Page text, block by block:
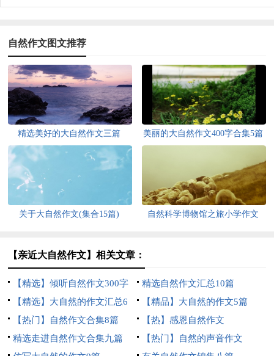
自然作文图文推荐
精选美好的大自然作文三篇 美丽的大自然作文400字合集5篇
关于大自然作文(集合15篇) 自然科学博物馆之旅小学作文
【亲近大自然作文】相关文章：
【精选】倾听自然作文300字
三篇
精选自然作文汇总10篇
【精选】大自然的作文汇总6
篇
【精品】大自然的作文5篇
【热门】自然作文合集8篇
【热】感恩自然作文
精选走进自然作文合集九篇
【热门】自然的声音作文